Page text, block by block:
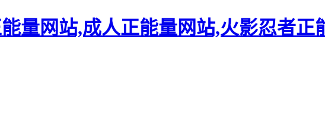
量网站,成人正能量网站,火影忍者正